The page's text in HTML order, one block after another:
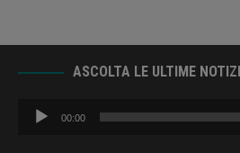
ASCOLTA LE ULTIME
Audio
Player
00:00